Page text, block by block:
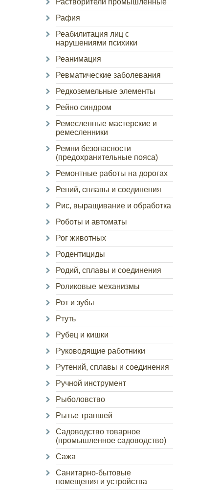
Растворители промышленные
Рафия
Реабилитация лиц с
нарушениями психики
Реанимация
Ревматические заболевания
Редкоземельные элементы
Рейно синдром
Ремесленные мастерские и
ремесленники
Ремни безопасности
(предохранительные пояса)
Ремонтные работы на дорогах
Рений, сплавы и соединения
Рис, выращивание и обработка
Роботы и автоматы
Рог животных
Родентициды
Родий, сплавы и соединения
Роликовые механизмы
Рот и зубы
Ртуть
Рубец и кишки
Руководящие работники
Рутений, сплавы и соединения
Ручной инструмент
Рыболовство
Рытье траншей
Садоводство товарное
(промышленное садоводство)
Сажа
Санитарно-бытовые
помещения и устройства